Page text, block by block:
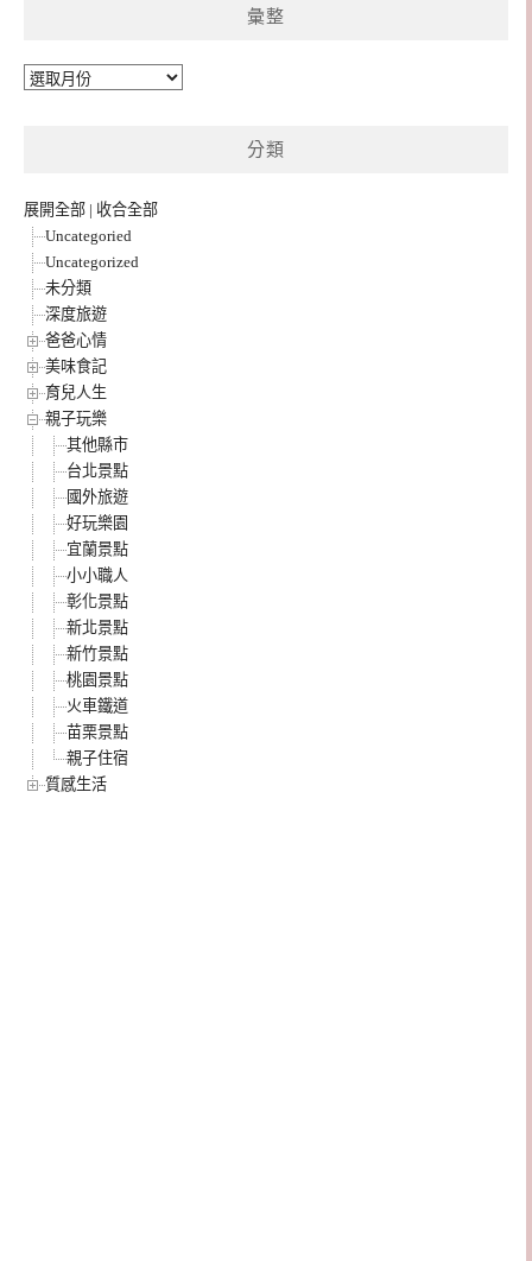
彙整
彙
分類
展開全部 | 收合全部
Uncategoried
Uncategorized
未分類
深度旅遊
爸爸心情
美味食記
育兒人生
親子玩樂
其他縣市
台北景點
國外旅遊
好玩樂園
宜蘭景點
小小職人
彰化景點
新北景點
新竹景點
桃園景點
火車鐵道
苗栗景點
親子住宿
質感生活